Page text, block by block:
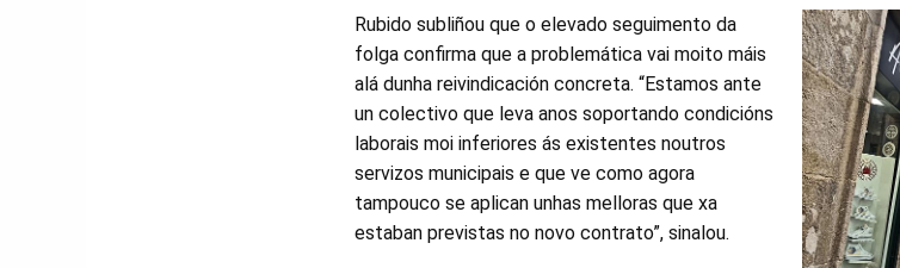
Rubido subliñou que o elevado seguimento da
folga confirma que a problemática vai moito máis
alá dunha reivindicación concreta. “Estamos ante
un colectivo que leva anos soportando condicións
laborais moi inferiores ás existentes noutros
servizos municipais e que ve como agora
tampouco se aplican unhas melloras que xa
estaban previstas no novo contrato”, sinalou.